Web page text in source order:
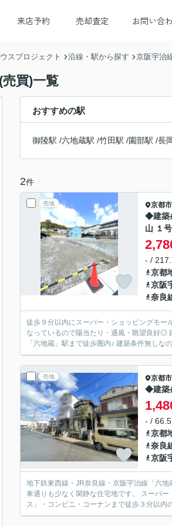
来店予約 売却査定 お問い合
スプロジェクト 沿線・駅から探す 京阪宇治
買)一覧
おすすめの駅
御陵駅 /六地蔵駅 /竹田駅 /園部駅 /長
2件
売地 京都
◆建築
山 １
- /
京都
京阪
奈良
徒歩９分以内にスーパー・ショッピングモ
なっているので陽当たり・通風・眺望良好◎
「六地蔵」駅まで徒歩圏内♪ 建築条件無し
売地 京都
◆建築
- /
京都
奈良
京阪
地下鉄東西線・JR奈良線・京阪宇治線「六
車通りも少なく閑静な住宅地です。 スーパ
ス」・コンビニ・コーナンまで徒歩３分以